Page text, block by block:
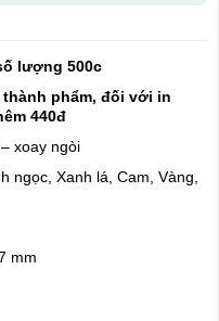
lượng 500c
phẩm, đối với in
440đ
xoay ngòi
ngọc, Xanh lá, Cam, Vàng,
mm